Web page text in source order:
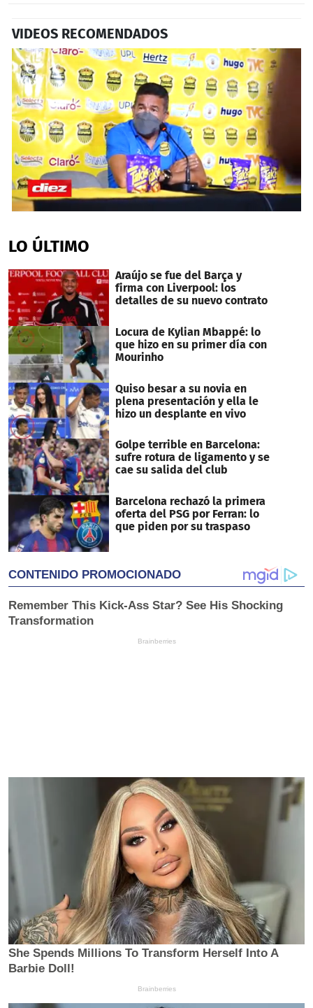
VIDEOS RECOMENDADOS
of
2
43
seconds
LO ÚLTIMO
Araújo se fue del Barça y
firma con Liverpool: los
detalles de su nuevo contrato
Locura de Kylian Mbappé: lo
que hizo en su primer día con
Mourinho
Quiso besar a su novia en
plena presentación y ella le
hizo un desplante en vivo
Golpe terrible en Barcelona:
sufre rotura de ligamento y se
cae su salida del club
Barcelona rechazó la primera
oferta del PSG por Ferran: lo
que piden por su traspaso